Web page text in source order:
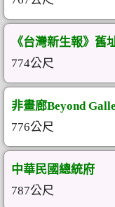
《台灣新生報》舊
774公尺
非畫廊Beyond
776公尺
中華民國總統府
787公尺